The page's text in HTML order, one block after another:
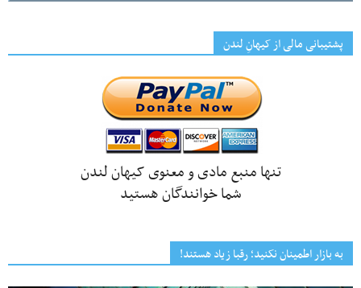
پشتیبانی مالی از کیهانِ لندن
تنها منبع مادی و معنوی کیهان لندن
شما خوانندگان هستید
به بازار اطمینان نکنید؛ رقبا زیاد هستند!